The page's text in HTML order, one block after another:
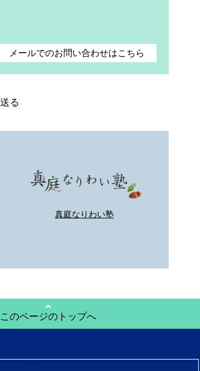
メールでのお問い合わせはこちら
る
真庭なりわい塾
このページのトップへ